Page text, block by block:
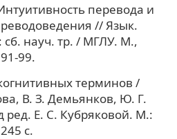
перевода и
// Язык.
сб. науч. тр. / МГЛУ. М.,
99.
терминов /
В. З. Демьянков, Ю. Г.
ред. Е. С. Кубряковой. М.:
с.